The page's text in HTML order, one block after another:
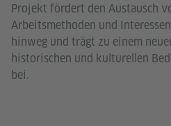
Projekt fördert den Austausch
Arbeitsmethoden und
hinweg und trägt zu einem
historischen und kulturellen
bei.